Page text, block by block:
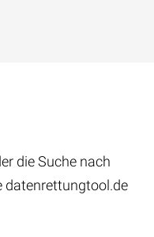
die Suche nach
datenrettungtool.de